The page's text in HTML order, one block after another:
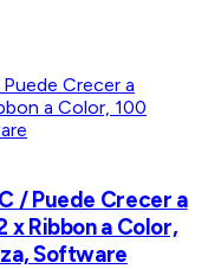
/ Puede Crecer a
x Ribbon a Color,
Software